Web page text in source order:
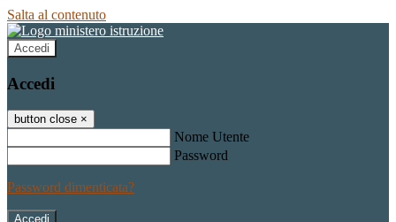
Salta al contenuto
Accedi
Accedi
button close ×
Nome Utente
Password
Password dimenticata?